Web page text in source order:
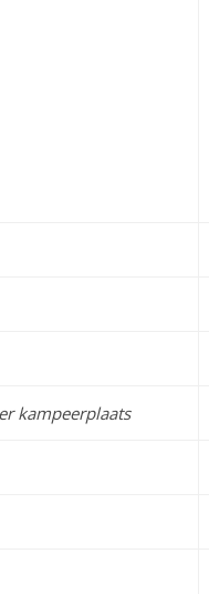
kampeerplaats